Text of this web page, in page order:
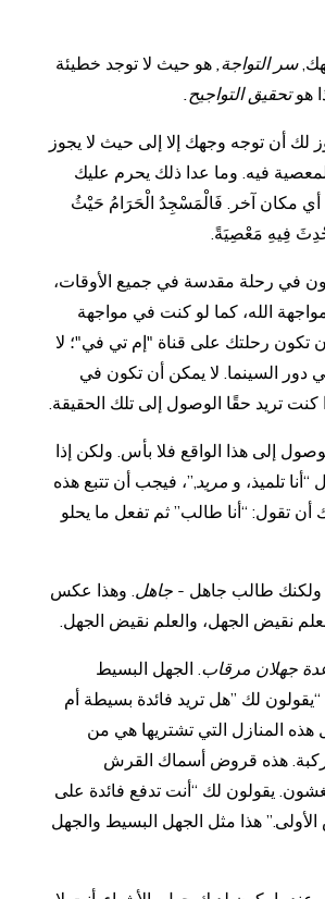
سر التواجة,هو حيث لا توجد خطيئة
هوتحقيق التواجيح.
لك أن توجه وجهك إلا إلى حيث لا يجوز
فيه. وما عدا ذلك يحرم عليك
مكان آخر. فَالْمَسْجِدُ الْحَرَامُ حَيْثُ
فِيهِ مَعْصِيَةً.
في رحلة مقدسة في جميع الأوقات،
الله، كما لو كنت في مواجهة
تكون رحلتك على قناة "إم تي في"؛ لا
دور السينما. لا يمكن أن تكون في
كنت تريد حقًا الوصول إلى تلك الحقيقة.
إلى هذا الواقع فلا بأس. ولكن إذا
تلميذ، و مريد,”، فيجب أن تتبع هذه
أن تقول: “أنا طالب” ثم تفعل ما يحلو
طالب جاهل - جاهل. وهذا عكس
نقيض الجهل، والعلم نقيض الجهل.
جهلان مرقاب. الجهل البسيط
لك ”هل تريد فائدة بسيطة أم
هذه المنازل التي تشتريها هي من
هذه قروض أسماك القرش
يقولون لك “أنت تدفع فائدة على
هذا مثل الجهل البسيط والجهل